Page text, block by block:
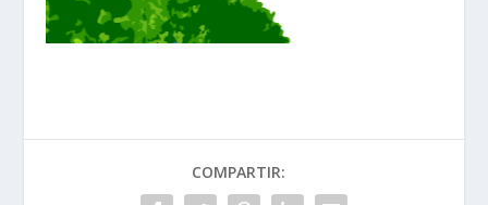
COMPARTIR: